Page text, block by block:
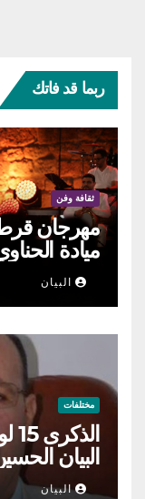
ربما قد فاتك
ثقافة وفن
ميادة
الطرب
البيان
مختلفات
البيان
عاش شامخا
البيان